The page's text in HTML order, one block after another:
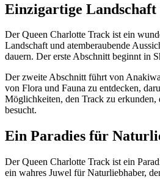
Einzigartige Landschaft
Der Queen Charlotte Track ist ein
Landschaft und atemberaubende
dauern. Der erste Abschnitt beginnt in
Der zweite Abschnitt führt von
von Flora und Fauna zu entdecken,
Möglichkeiten, den Track zu
besucht.
Ein Paradies für
Der Queen Charlotte Track ist ein
ein wahres Juwel für Naturliebhaber,